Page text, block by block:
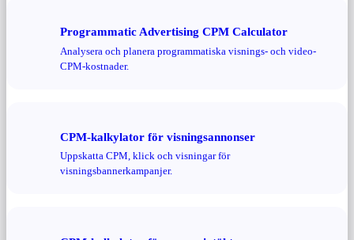
Programmatic Advertising CPM Calculator
Analysera och planera programmatiska visnings- och video-
CPM-kostnader.
CPM-kalkylator för visningsannonser
Uppskatta CPM, klick och visningar för
visningsbannerkampanjer.